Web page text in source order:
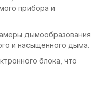
прибора и
дымообразования
и насыщенного дыма.
блока, что